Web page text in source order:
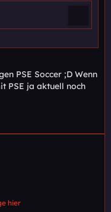
PSE Soccer ;D Wenn
PSE ja aktuell noch
hier